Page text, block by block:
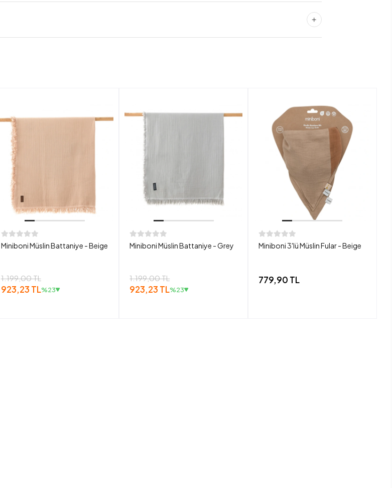
Miniboni Müslin Battaniye - Beige
1.199,00 TL
923,23 TL%23
Miniboni Müslin Battaniye - Grey
1.199,00 TL
923,23 TL%23
Miniboni 3'lü Müslin Fular - Beige
779,90 TL